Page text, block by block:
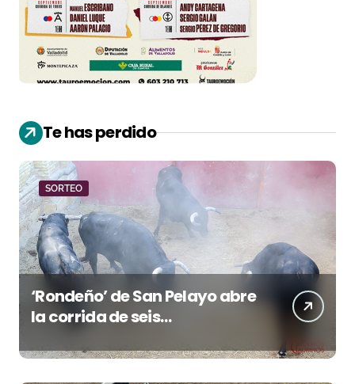
Te has perdido
SORTEO
‘Rondeño’ de San Pelayo abre
la corrida de seis
Santa María esta noche